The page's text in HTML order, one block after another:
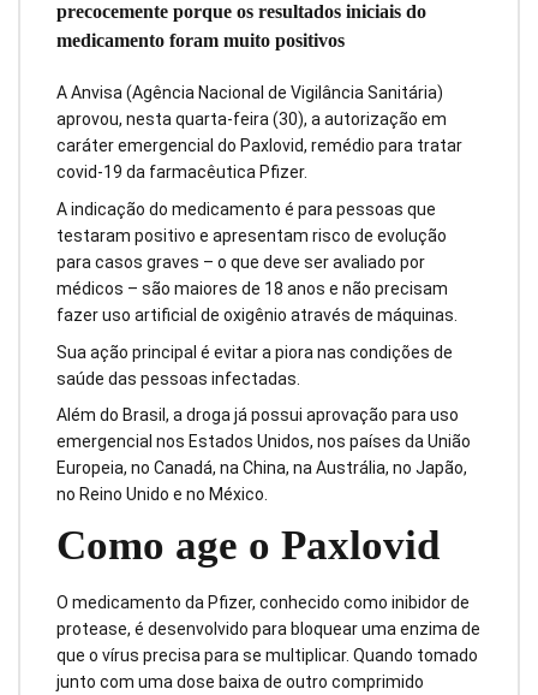
precocemente porque os resultados iniciais do
medicamento foram muito positivos
A Anvisa (Agência Nacional de Vigilância Sanitária)
aprovou, nesta quarta-feira (30), a autorização em
caráter emergencial do Paxlovid, remédio para tratar
covid-19 da farmacêutica Pfizer.
A indicação do medicamento é para pessoas que
testaram positivo e apresentam risco de evolução
para casos graves – o que deve ser avaliado por
médicos – são maiores de 18 anos e não precisam
fazer uso artificial de oxigênio através de máquinas.
Sua ação principal é evitar a piora nas condições de
saúde das pessoas infectadas.
Além do Brasil, a droga já possui aprovação para uso
emergencial nos Estados Unidos, nos países da União
Europeia, no Canadá, na China, na Austrália, no Japão,
no Reino Unido e no México.
Como age o Paxlovid
O medicamento da Pfizer, conhecido como inibidor de
protease, é desenvolvido para bloquear uma enzima de
que o vírus precisa para se multiplicar. Quando tomado
junto com uma dose baixa de outro comprimido